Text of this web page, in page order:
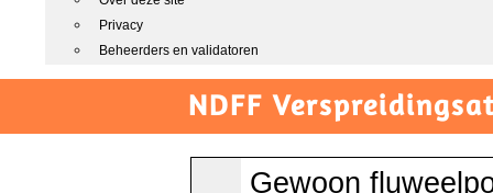
Privacy
Beheerders en validatoren
NDFF